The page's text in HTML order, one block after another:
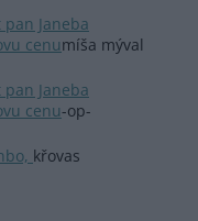
Janeba
cenumíša mýval
Janeba
cenu-op-
křovas